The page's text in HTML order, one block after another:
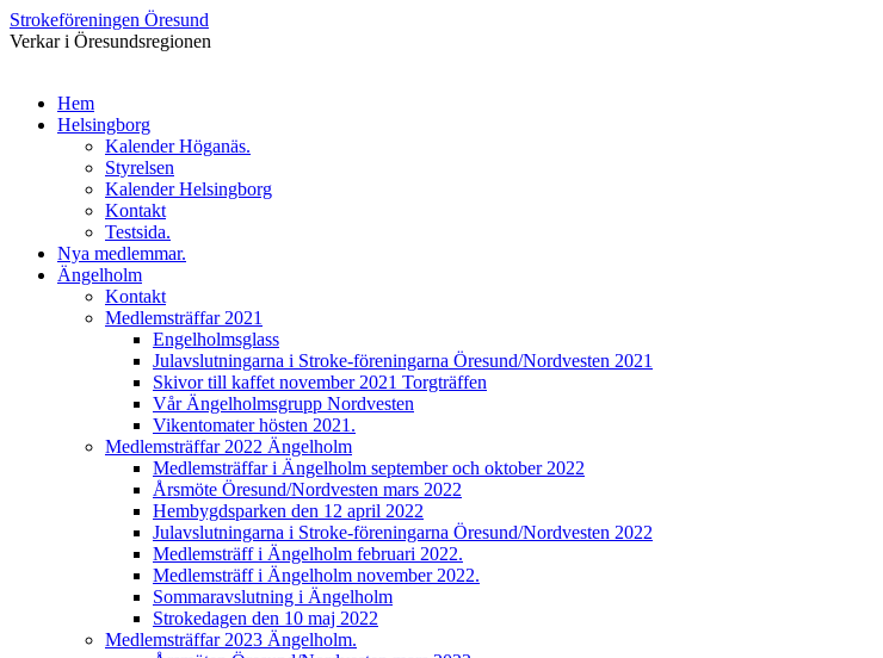
Strokeföreningen Öresund
Verkar i Öresundsregionen
Hem
Helsingborg
Kalender Höganäs.
Styrelsen
Kalender Helsingborg
Kontakt
Testsida.
Nya medlemmar.
Ängelholm
Kontakt
Medlemsträffar 2021
Engelholmsglass
Julavslutningarna i Stroke-föreningarna Öresund/Nordvesten 2021
Skivor till kaffet november 2021 Torgträffen
Vår Ängelholmsgrupp Nordvesten
Vikentomater hösten 2021.
Medlemsträffar 2022 Ängelholm
Medlemsträffar i Ängelholm september och oktober 2022
Årsmöte Öresund/Nordvesten mars 2022
Hembygdsparken den 12 april 2022
Julavslutningarna i Stroke-föreningarna Öresund/Nordvesten 2022
Medlemsträff i Ängelholm februari 2022.
Medlemsträff i Ängelholm november 2022.
Sommaravslutning i Ängelholm
Strokedagen den 10 maj 2022
Medlemsträffar 2023 Ängelholm.